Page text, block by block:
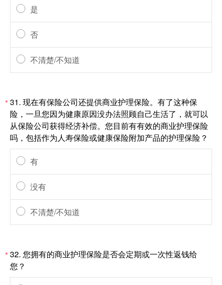
是
否
不清楚/不知道
*31. 现在有保险公司还提供商业护理保险。有了这种保
险，一旦您因为健康原因没办法照顾自己生活了，就可以
从保险公司获得经济补偿。您目前有有效的商业护理保险
吗，包括作为人寿保险或健康保险附加产品的护理保险？
有
没有
不清楚/不知道
*32. 您拥有的商业护理保险是否会定期或一次性返钱给
您？